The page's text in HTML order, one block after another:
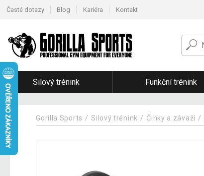
Časté dotazy Blog Kariéra Kontakt
Silový trénink Funkční trénink
Gorilla Sports Silový trénink Činky a závaží